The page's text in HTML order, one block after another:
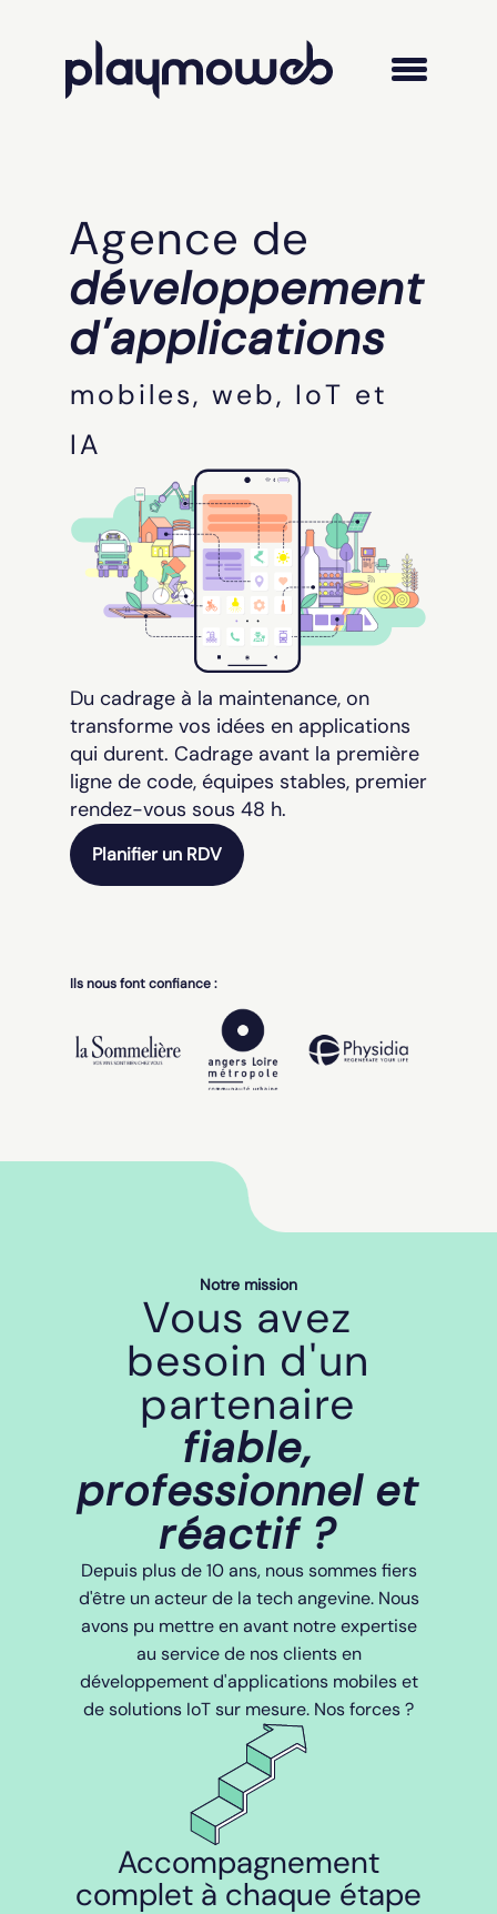
Agence de
développement
d'applications
mobiles, web, IoT et
IA
Du cadrage à la maintenance, on
transforme vos idées en applications
qui durent. Cadrage avant la première
ligne de code, équipes stables, premier
rendez-vous sous 48 h.
Planifier un RDV
Ils nous font confiance :
Notre mission
Vous avez
besoin d'un
partenaire
fiable,
professionnel et
réactif ?
Depuis plus de 10 ans, nous sommes fiers
d'être un acteur de la tech angevine. Nous
avons pu mettre en avant notre expertise
au service de nos clients en
développement d'applications mobiles et
de solutions IoT sur mesure. Nos forces ?
Accompagnement
complet à chaque étape